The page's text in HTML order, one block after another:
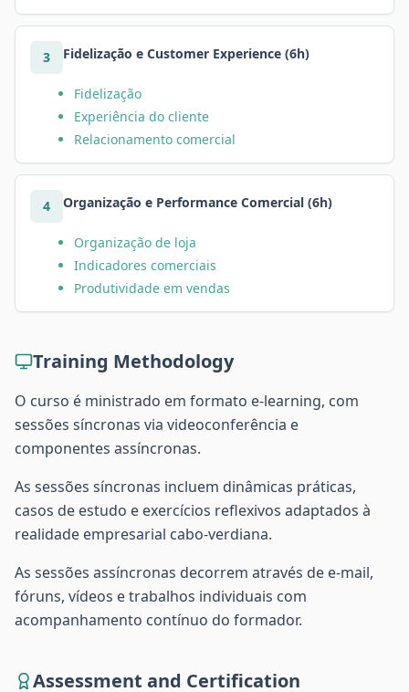
3 Fidelização e Customer Experience (6h)
Fidelização
Experiência do cliente
Relacionamento comercial
4 Organização e Performance Comercial (6h)
Organização de loja
Indicadores comerciais
Produtividade em vendas
Training Methodology
O curso é ministrado em formato e-learning, com
sessões síncronas via videoconferência e
componentes assíncronas.
As sessões síncronas incluem dinâmicas práticas,
casos de estudo e exercícios reflexivos adaptados à
realidade empresarial cabo-verdiana.
As sessões assíncronas decorrem através de e-mail,
fóruns, vídeos e trabalhos individuais com
acompanhamento contínuo do formador.
Assessment and Certification